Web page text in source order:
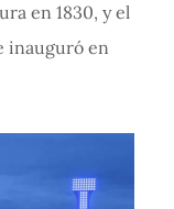
en 1830, y el
inauguró en